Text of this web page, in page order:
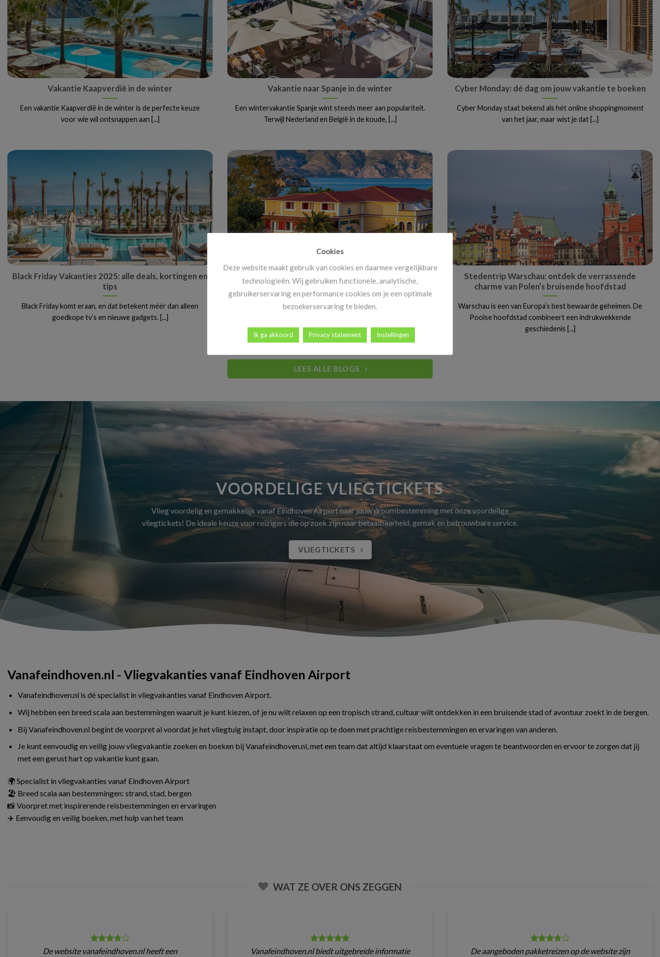
Vakantie Kaapverdië in de winter
Een vakantie Kaapverdië in de winter is de perfecte keuze
voor wie wil ontsnappen aan [...]
Vakantie naar Spanje in de winter
Een wintervakantie Spanje wint steeds meer aan populariteit.
Terwijl Nederland en België in de koude, [...]
Cyber Monday: dé dag om jouw vakantie te boeken
Cyber Monday staat bekend als hét online shoppingmoment
van het jaar, maar wist je dat [...]
Black Friday Vakanties 2025: alle deals, kortingen en
tips
Black Friday komt eraan, en dat betekent méér dan alleen
goedkope tv’s en nieuwe gadgets. [...]
Vanaf 14 november: megakortingen op ál je
vakanties!
Heb jij al vakantiekriebels? Goed nieuws! Vanaf 14 november
Stedentrip Warschau: ontdek de verrassende
charme van Polen’s bruisende hoofdstad
Warschau is een van Europa’s best bewaarde geheimen. De
Poolse hoofdstad combineert een indrukwekkende
geschiedenis [...]
LEES ALLE BLOGS
VOORDELIGE VLIEGTICKETS
Vlieg voordelig en gemakkelijk vanaf Eindhoven Airport naar jouw droombestemming met onze voordelige
vliegtickets! De ideale keuze voor reizigers die op zoek zijn naar betaalbaarheid, gemak en betrouwbare service.
VLIEGTICKETS
Vanafeindhoven.nl - Vliegvakanties vanaf Eindhoven Airport
Vanafeindhoven.nl is dé specialist in vliegvakanties vanaf Eindhoven Airport.
Wij hebben een breed scala aan bestemmingen waaruit je kunt kiezen, of je nu wilt relaxen op een tropisch strand, cultuur wilt ontdekken in een bruisende stad of avontuur zoekt in de bergen.
Bij Vanafeindhoven.nl begint de voorpret al voordat je het vliegtuig instapt, door inspiratie op te doen met prachtige reisbestemmingen en ervaringen van anderen.
Je kunt eenvoudig en veilig jouw vliegvakantie zoeken en boeken bij Vanafeindhoven.nl, met een team dat altijd klaarstaat om eventuele vragen te beantwoorden en ervoor te zorgen dat jij
met een gerust hart op vakantie kunt gaan.
🌍 Specialist in vliegvakanties vanaf Eindhoven Airport
🏖️ Breed scala aan bestemmingen: strand, stad, bergen
📸 Voorpret met inspirerende reisbestemmingen en ervaringen
✈️ Eenvoudig en veilig boeken, met hulp van het team
WAT ZE OVER ONS ZEGGEN
De website vanafeindhoven.nl heeft een Vanafeindhoven.nl biedt uitgebreide informatie De aangeboden pakketreizen op de website zijn
Cookies
Deze website maakt gebruik van cookies en daarmee vergelijkbare
technologieën. Wij gebruiken functionele, analytische,
gebruikerservaring en performance cookies om je een optimale
bezoekerservaring te bieden.
Ik ga akkoord Privacy statement Instellingen